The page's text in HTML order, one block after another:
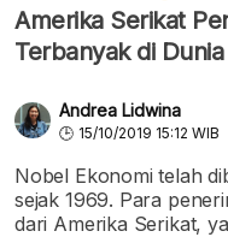
Amerika Serikat
Terbanyak di Dunia
Andrea Lidwina
15/10/2019 15:12 WIB
Nobel Ekonomi telah
sejak 1969. Para
dari Amerika Serikat,